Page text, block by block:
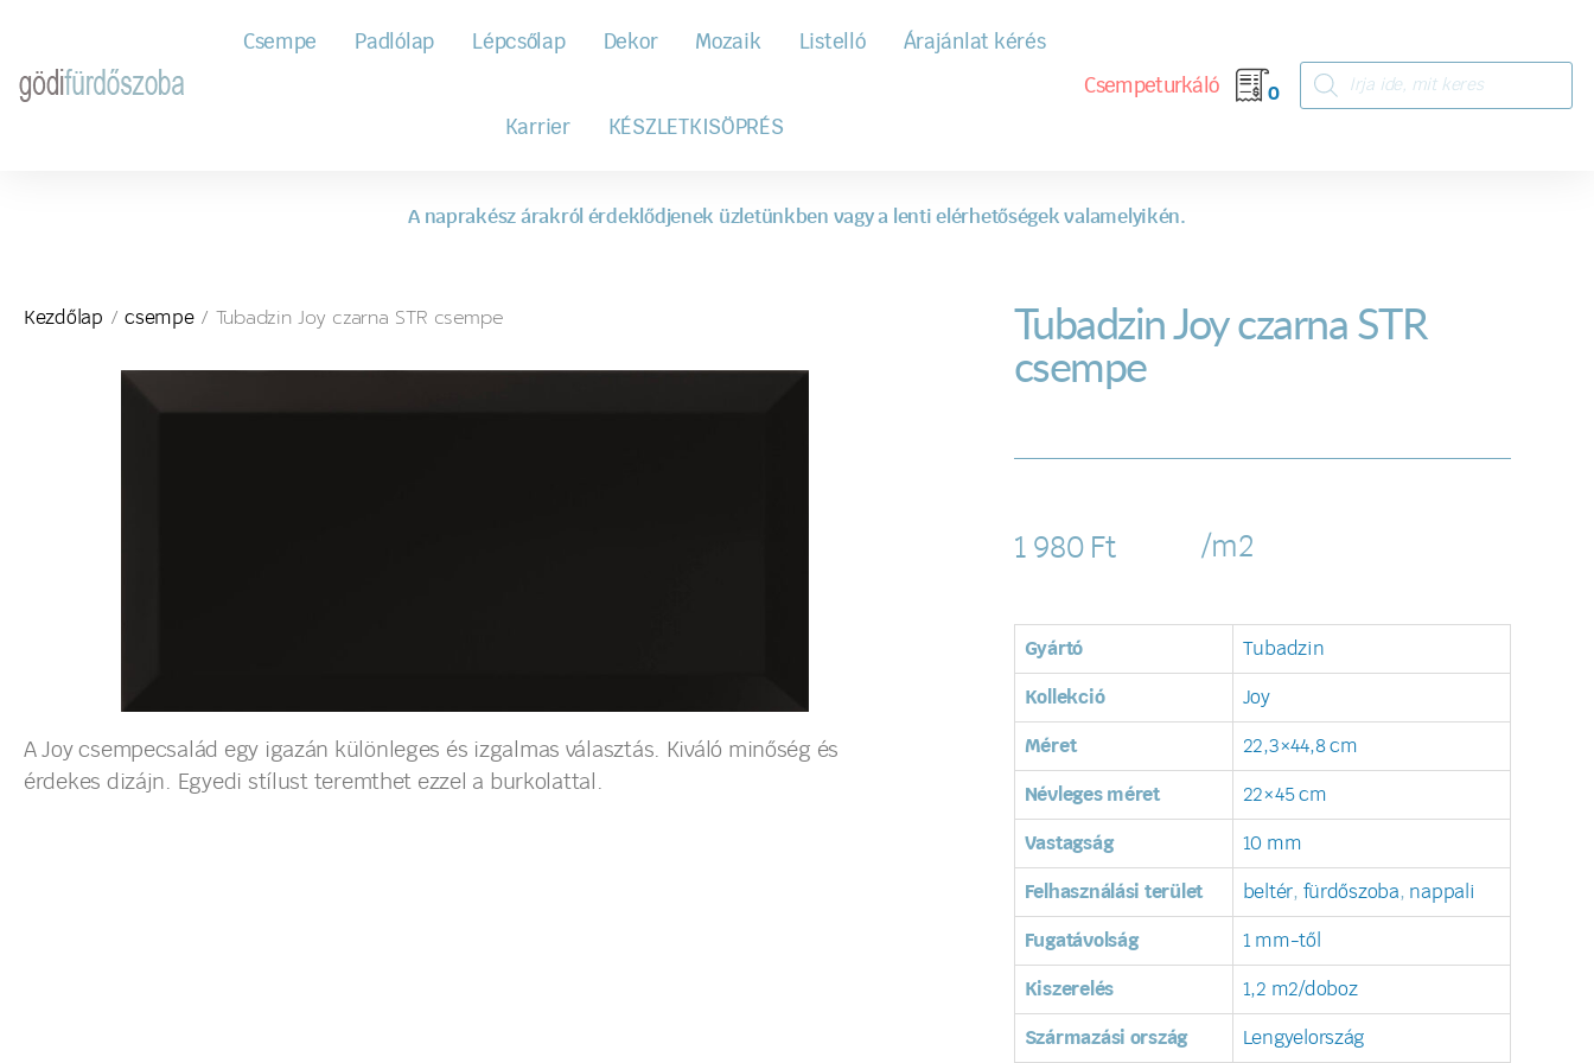
Csempe Padlólap Lépcsőlap Dekor Mozaik Listelló Árajánlat kérés
Karrier KÉSZLETKISÖPRÉS
Csempeturkáló 0
A naprakész árakról érdeklődjenek üzletünkben vagy a lenti elérhetőségek valamelyikén.
Kezdőlap /csempe/ Tubadzin Joy czarna STR csempe
A Joy csempecsalád egy igazán különleges és izgalmas választás. Kiváló minőség és
érdekes dizájn. Egyedi stílust teremthet ezzel a burkolattal.
Tubadzin Joy czarna STR
csempe
1 980 Ft /m2
Gyártó Tubadzin
Kollekció Joy
Méret 22,3×44,8 cm
Névleges méret 22×45 cm
Vastagság 10 mm
Felhasználási terület beltér, fürdőszoba, nappali
Fugatávolság 1 mm-től
Kiszerelés 1,2 m2/doboz
Származási ország Lengyelország